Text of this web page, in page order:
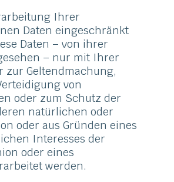
Ihrer
Daten eingeschränkt
Daten – von ihrer
– nur mit Ihrer
zur Geltendmachung,
von
oder zum Schutz der
natürlichen oder
oder aus Gründen eines
Interesses der
oder eines
werden.